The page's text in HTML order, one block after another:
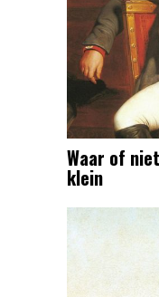
Waar of
klein